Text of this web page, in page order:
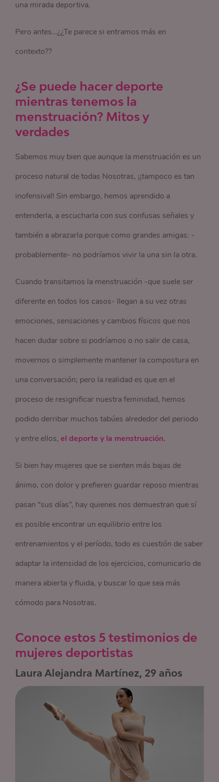
una mirada deportiva.
Pero antes…¿¿Te parece si entramos más en
contexto??
¿Se puede hacer deporte
mientras tenemos la
menstruación? Mitos y
verdades
Sabemos muy bien que aunque la menstruación es un
proceso natural de todas Nosotras, ¡¡tampoco es tan
inofensiva!! Sin embargo, hemos aprendido a
entenderla, a escucharla con sus confusas señales y
también a abrazarla porque como grandes amigas: -
probablemente- no podríamos vivir la una sin la otra.
Cuando transitamos la menstruación -que suele ser
diferente en todos los casos- llegan a su vez otras
emociones, sensaciones y cambios físicos que nos
hacen dudar sobre si podríamos o no salir de casa,
movernos o simplemente mantener la compostura en
una conversación; pero la realidad es que en el
proceso de resignificar nuestra feminidad, hemos
podido derribar muchos tabúes alrededor del periodo
y entre ellos,el deporte y la menstruación.
Si bien hay mujeres que se sienten más bajas de
ánimo, con dolor y prefieren guardar reposo mientras
pasan “sus días”, hay quienes nos demuestran que sí
es posible encontrar un equilibrio entre los
entrenamientos y el período, todo es cuestión de saber
adaptar la intensidad de los ejercicios, comunicarlo de
manera abierta y fluida, y buscar lo que sea más
cómodo para Nosotras.
Conoce estos 5 testimonios de
mujeres deportistas
Laura Alejandra Martínez, 29 años